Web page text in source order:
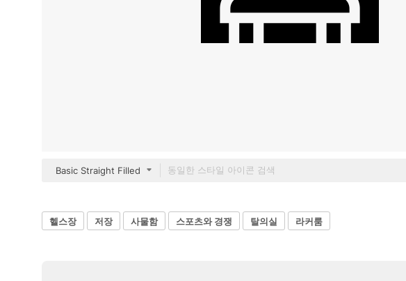
Basic Straight Filled
헬스장 저장 사물함 스포츠와 경쟁 탈의실 라커룸